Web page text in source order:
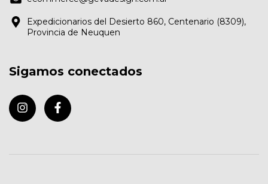
Expedicionarios del Desierto 860, Centenario (8309),
Provincia de Neuquen
Sigamos conectados